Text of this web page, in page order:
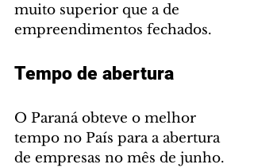
muito superior que a de
empreendimentos fechados.
Tempo de abertura
O Paraná obteve o melhor
tempo no País para a abertura
de empresas no mês de junho.